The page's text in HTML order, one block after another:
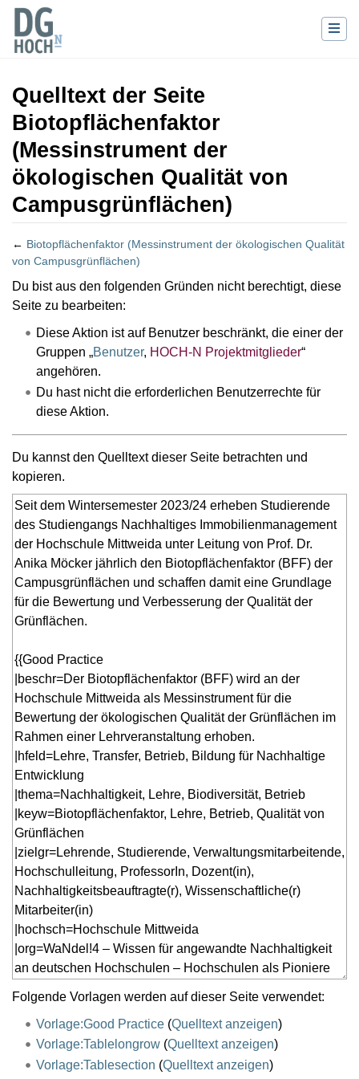
Quelltext der Seite
Biotopflächenfaktor
(Messinstrument der
ökologischen Qualität von
Campusgrünflächen)
← Biotopflächenfaktor (Messinstrument der ökologischen Qualität
von Campusgrünflächen)
Wechseln zu: Navigation Suche
Du bist aus den folgenden Gründen nicht berechtigt, diese
Seite zu bearbeiten:
Diese Aktion ist auf Benutzer beschränkt, die einer der
Gruppen „Benutzer, HOCH-N Projektmitglieder“
angehören.
Du hast nicht die erforderlichen Benutzerrechte für
diese Aktion.
Du kannst den Quelltext dieser Seite betrachten und
kopieren.
Folgende Vorlagen werden auf dieser Seite verwendet:
Vorlage:Good Practice(Quelltext anzeigen)
Vorlage:Tablelongrow(Quelltext anzeigen)
Vorlage:Tablesection (Quelltext anzeigen)